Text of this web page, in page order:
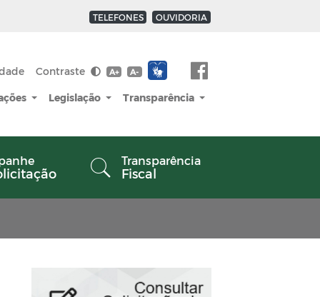
TELEFONES OUVIDORIA
Contraste A+ A-
Legislação Transparência
Transparência
Fiscal